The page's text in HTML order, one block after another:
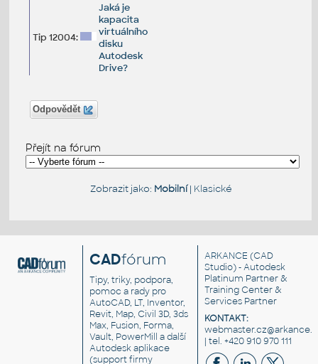
Tip 12004:
Jaká je
kapacita
virtuálního
disku
Autodesk
Drive?
Odpovědět
Přejít na fórum
Zobrazit jako: Mobilní| Klasické
CADfórum
Tipy, triky, podpora,
pomoc a rady pro
AutoCAD, LT, Inventor,
Revit, Map, Civil 3D, 3ds
Max, Fusion, Forma,
Vault, PowerMill a další
Autodesk aplikace
(support firmy
ARKANCE (CAD
Studio) - Autodesk
Platinum Partner &
Training Center &
Services Partner
KONTAKT:
| tel. +420 910 970 111